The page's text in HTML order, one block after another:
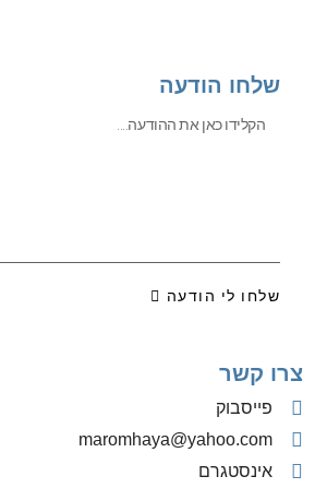
שלחו הודעה
שלחו לי הודעה
צרו קשר
פייסבוק
‫maromhaya@yahoo.com
אינסטגרם